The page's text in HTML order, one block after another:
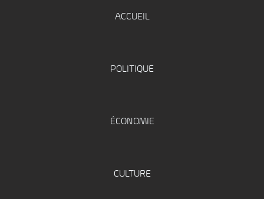
ACCUEIL
POLITIQUE
ÉCONOMIE
CULTURE